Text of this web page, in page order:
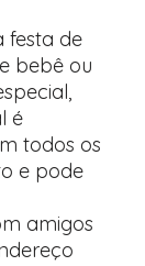
festa de
bebê ou
é
todos os
e pode
amigos